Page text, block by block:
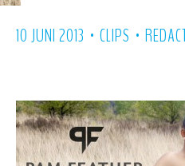
10 JUNI 2013 • CLIPS •